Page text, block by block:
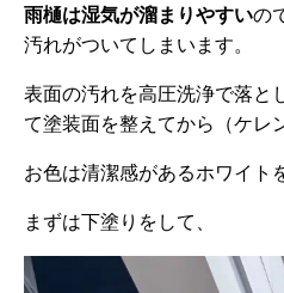
雨樋は湿気が溜まりやすいの
汚れがついてしまいます。
表面の汚れを高圧洗浄で落と
て塗装面を整えてから（ケレ
お色は清潔感があるホワイト
まずは下塗りをして、